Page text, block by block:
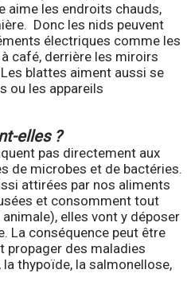
aime les endroits chauds,
Donc les nids peuvent
électriques comme les
café, derrière les miroirs
blattes aiment aussi se
ou les appareils
elles ?
pas directement aux
de microbes et de bactéries.
attirées par nos aliments
et consomment tout
elles vont y déposer
La conséquence peut être
propager des maladies
thypoïde, la salmonellose,